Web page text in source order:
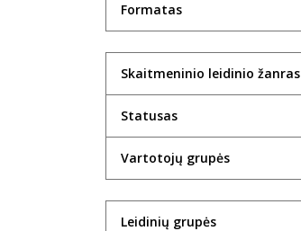
Formatas
Skaitmeninio leidinio žanras
Statusas
Vartotojų grupės
Leidinių grupės